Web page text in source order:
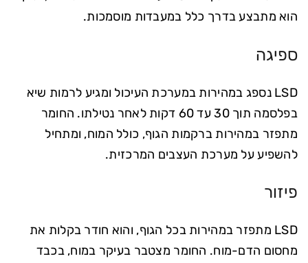
הוא מתבצע בדרך כלל במעבדות מוסמכות.
ספיגה
LSD נספג במהירות במערכת העיכול ומגיע לרמות שיא
בפלסמה תוך 30 עד 60 דקות לאחר נטילתו. החומר
מתפזר במהירות ברקמות הגוף, כולל המוח, ומתחיל
להשפיע על מערכת העצבים המרכזית.
פיזור
LSD מתפזר במהירות בכל הגוף, והוא חודר בקלות את
מחסום הדם-מוח. החומר מצטבר בעיקר במוח, בכבד